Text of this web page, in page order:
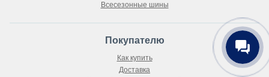
Всесезонные шины
Покупателю
Как купить
Доставка